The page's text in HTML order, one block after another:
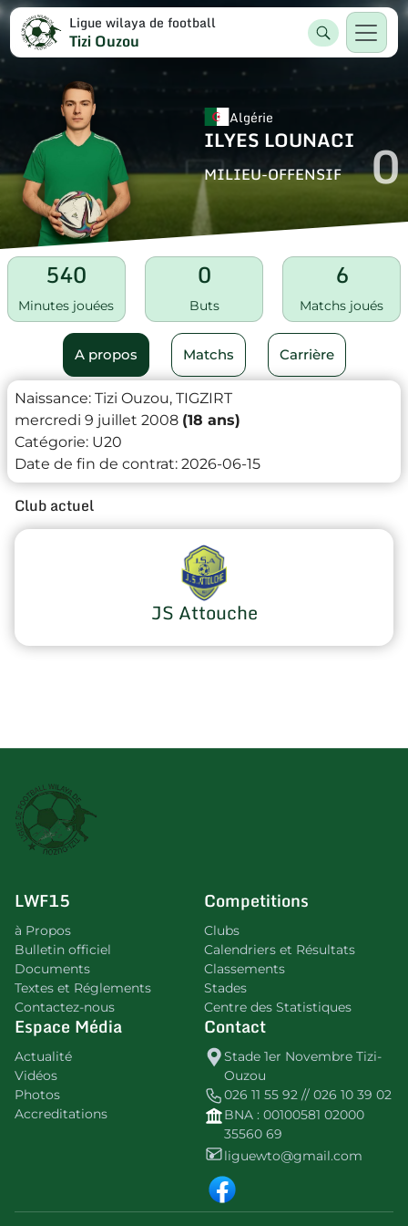
Ligue wilaya de football
Tizi Ouzou
Algérie
ILYES LOUNACI
MILIEU-OFFENSIF 0
540
Minutes jouées
0
Buts
6
Matchs joués
A propos Matchs Carrière
Naissance: Tizi Ouzou, TIGZIRT
mercredi 9 juillet 2008 (18 ans)
Catégorie: U20
Date de fin de contrat: 2026-06-15
Club actuel
JS Attouche
LWF15
à Propos
Bulletin officiel
Documents
Textes et Réglements
Contactez-nous
Competitions
Clubs
Calendriers et Résultats
Classements
Stades
Centre des Statistiques
Espace Média
Actualité
Vidéos
Photos
Accreditations
Contact
Stade 1er Novembre Tizi-
Ouzou
026 11 55 92 // 026 10 39 02
BNA : 00100581 02000
35560 69
liguewto@gmail.com